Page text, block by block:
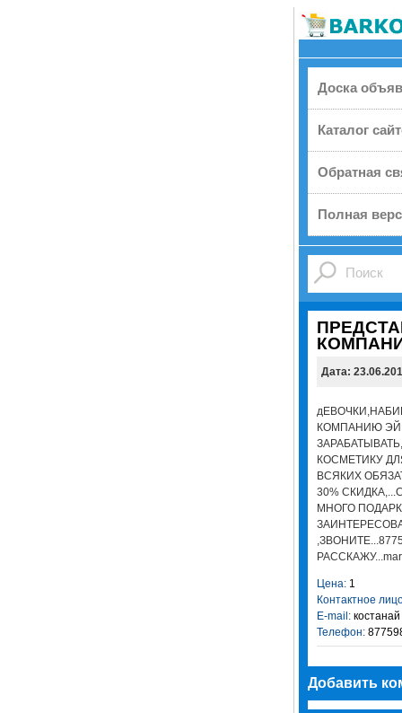
Доска
Каталог
Обратная
Полная
Дата:
КОМПАНИЮ
КОСМЕТИКУ
ВСЯКИХ
30%
МНОГО
Цена:1
Контактное
E-mail:костанай
Телефон:
Добавить